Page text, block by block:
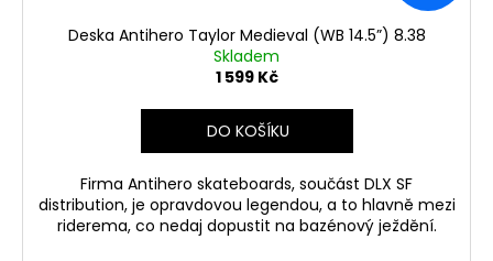
Deska Antihero Taylor Medieval (WB 14.5”) 8.38
Skladem
1 599 Kč
DO KOŠÍKU
Firma Antihero skateboards, součást DLX SF
distribution, je opravdovou legendou, a to hlavně mezi
riderema, co nedaj dopustit na bazénový ježdění.